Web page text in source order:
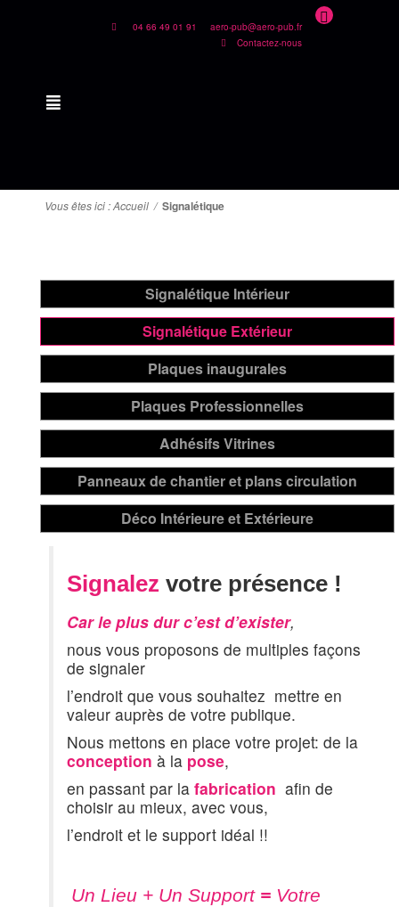
04 66 49 01 91 aero-pub@aero-pub.fr
Contactez-nous
Vous êtes ici :Accueil / Signalétique
Signalez votre présence !
Car le plus dur c’est d’exister,
nous vous proposons de multiples façons
de signaler
l’endroit que vous souhaitez mettre en
valeur auprès de votre publique.
Nous mettons en place votre projet: de la
conception à la pose,
en passant par la fabrication afin de
choisir au mieux, avec vous,
l’endroit et le support idéal !!
Un Lieu + Un Support = Votre